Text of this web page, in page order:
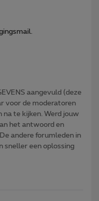
aangevuld (deze
voor de moderatoren
te kijken. Werd jouw
het antwoord en
andere forumleden in
sneller een oplossing